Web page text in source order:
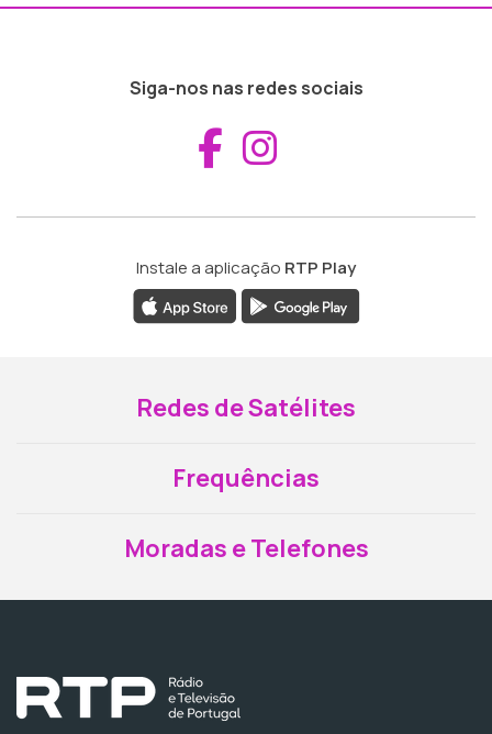
Siga-nos nas redes sociais
Aceder ao
Instale a aplicação RTP Play
Redes de Satélites
Frequências
Moradas e Telefones